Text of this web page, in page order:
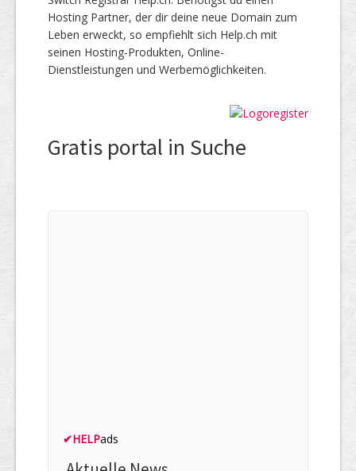
Hosting Partner, der dir deine neue Domain zum
Leben erweckt, so empfiehlt sich Help.ch mit
seinen Hosting-Produkten, Online-
Dienstleistungen und Werbemöglichkeiten.
Gratis portal in Suche
✔HELPads